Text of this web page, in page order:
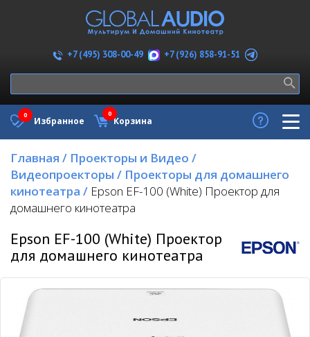
+7 (495) 308-00-49 +7 (926) 858-91-51
Избранное
0
Корзина
0
Главная / Проекторы и Видео /
Видеопроекторы / Проекторы для домашнего
кинотеатра / Epson EF-100 (White) Проектор для
домашнего кинотеатра
Epson EF-100 (White) Проектор
для домашнего кинотеатра